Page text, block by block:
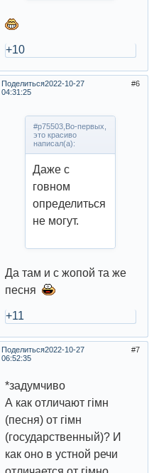
+10
Поделиться 6
2022-10-27
04:31:25
#p75503,Во-первых,
это красиво
написал(а):
Даже с
говном
определиться
не могут.
Да там и с жопой та же
песня
+11
Поделиться 7
2022-10-27
06:52:35
*задумчиво
А как отличают гiмн
(песня) от гiмн
(государственный)? И
как оно в устной речи